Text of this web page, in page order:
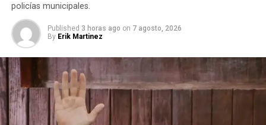
policías municipales.
Published 3 horas ago on 7 agosto, 2026
By Erik Martinez